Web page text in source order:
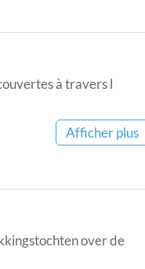
à travers l
Afficher plus
over de